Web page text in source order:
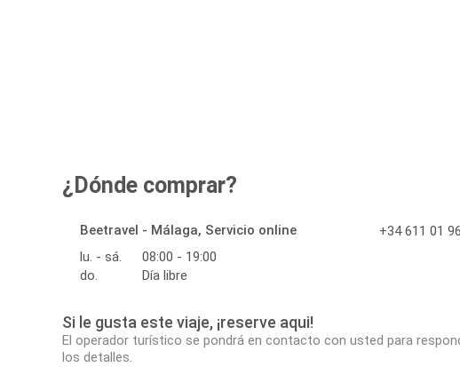
¿Dónde comprar?
Beetravel - Málaga, Servicio online
lu. - sá.
08:00 - 19:00
do.
Día libre
+34 611 01
Si le gusta este viaje, ¡reserve aqui!
El operador turístico se pondrá en contacto con usted para
los detalles.